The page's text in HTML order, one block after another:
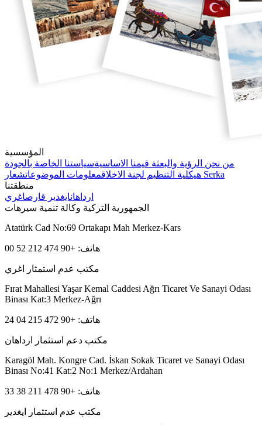
المؤسسية
من نحن الرؤية والبعثة قيمنا الاساسيةسياستنا الخاصة بالجودة
هيكلية التنظيم لجنة الاخلاقمعلومات الموضوعات
شعار Serka
منطقتنا
ارداهانايغدير قارصاغري
الجمهورية التركية وكالة تنمية سيرهات
Atatürk Cad No:69 Ortakapı Mah Merkez-Kars
هاتف: +90 474 212 52 00
مكتب عدم استمثار اغري
Fırat Mahallesi Yaşar Kemal Caddesi Ağrı Ticaret Ve Sanayi Odası
Binası Kat:3 Merkez-Ağrı
هاتف: +90 472 215 04 24
مكتب دعم استثمار ارداهان
Karagöl Mah. Kongre Cad. İskan Sokak Ticaret ve Sanayi Odası
Binası No:41 Kat:2 No:1 Merkez/Ardahan
هاتف: +90 478 211 38 33
مكتب عدم استثمار ايغدير